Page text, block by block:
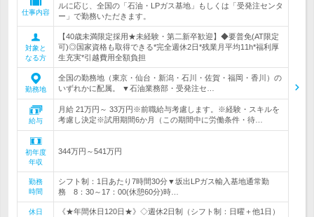
仕事内容
ルに応じ、全国の「石油・LPガス基地」もしくは「受発注センタ
ー」で勤務いただきます。
対象と
なる方
【40歳未満限定採用★未経験・第二新卒歓迎】◆要普免(AT限定
可)◎国家資格も取得できる*完全週休2日*残業月平均11h*福利厚
生充実*引越費用全額負担
勤務地
全国の勤務地（東京・仙台・新潟・石川・佐賀・福岡・香川）の
いずれかに配属。 ▼石油業務部・受発注セ…
給与
月給 21万円～ 33万円※前職給与考慮します。※経験・スキルを
考慮し決定※試用期間6か月（この期間中に労働条件・待…
初年度
年収
344万円～541万円
勤務
時間
シフト制：1日あたり7時間30分▼坂出LPガス輸入基地通常勤
務 8：30～17：00(休憩60分)時…
休日
《★年間休日120日★》◇週休2日制（シフト制：日曜＋他1日）